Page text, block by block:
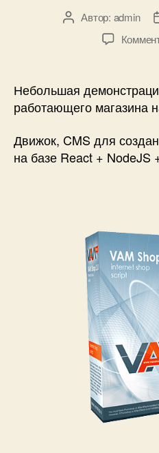
АвторАвтор: admin
Небольшая
работающего магазина
Движок, CMS для
на базе React + NodeJS